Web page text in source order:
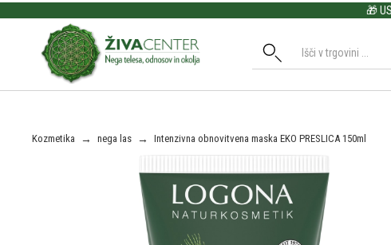
🎁
Kozmetika → nega las → Intenzivna obnovitvena maska EKO PRESLICA 150ml